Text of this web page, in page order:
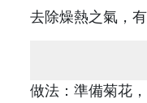
去除燥熱之氣，
做法：準備菊花